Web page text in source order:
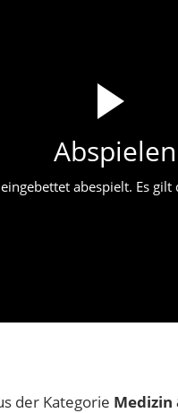
Abspielen
abespielt. Es gilt
der Kategorie Medizin